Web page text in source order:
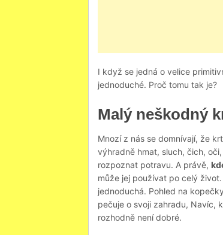
I když se jedná o velice
jednoduché. Proč tomu tak je?
Malý neškodný
Mnozí z nás se domnívají, že
výhradně hmat, sluch, čich,
rozpoznat potravu. A právě,
může jej používat po celý
jednoduchá. Pohled na
pečuje o svoji zahradu, Navíc,
rozhodně není dobré.